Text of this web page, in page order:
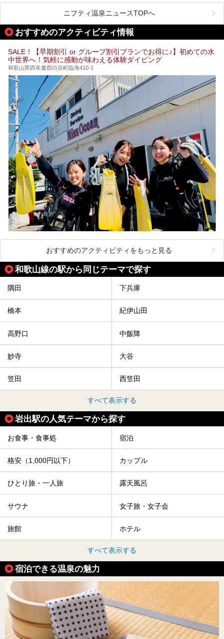
の豊かな山々を眺めながら、どんどん期待が膨らみますよ。
「わたらせ温泉」では、温泉に入れるだけではなく、地元の
特産品を使った食事をいただける「露天食堂」でお腹も満た
すことができます。ぜひチェックしてくださいね。
ニフティ温泉ニュースTOPへ
おすすめのアクティビティ情報
SALE！【早期割引 or グループ割引プランでお得に♪】初めての水
中世界へ！気軽に感動が味わえる体験ダイビング
和歌山県西牟婁郡白浜町臨海410-1
おすすめのアクティビティをもっと見る
和歌山線の駅から同じテーマで探す
隅田 下兵庫
橋本 紀伊山田
高野口 中飯降
妙寺 大谷
笠田 西笠田
すべて表示する
岩出駅の人気テーマから探す
お食事・食事処 宿泊
格安（1,000円以下） カップル
ひとり旅・一人旅 露天風呂
サウナ 女子旅・女子会
旅館 ホテル
すべて表示する
宿泊できる温泉の魅力